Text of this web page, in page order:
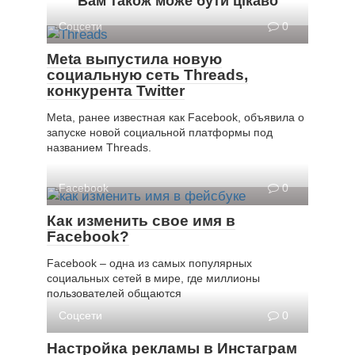
Соцсети 0
Meta выпустила новую
социальную сеть Threads,
конкурента Twitter
Meta, ранее известная как Facebook, объявила о
запуске новой социальной платформы под
названием Threads.
Facebook 0
Как изменить свое имя в
Facebook?
Facebook – одна из самых популярных
социальных сетей в мире, где миллионы
пользователей общаются
Соцсети
0
Настройка рекламы в Инстаграм